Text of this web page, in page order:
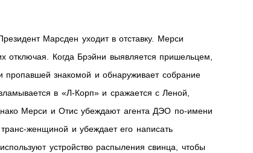
Марсден уходит в отставку. Мерси
отключая. Когда Брэйни выявляется пришельцем,
пропавшей знакомой и обнаруживает собрание
в «Л-Корп» и сражается с Леной,
Мерси и Отис убеждают агента ДЭО по-имени
женщиной и убеждает его написать
устройство распыления свинца, чтобы